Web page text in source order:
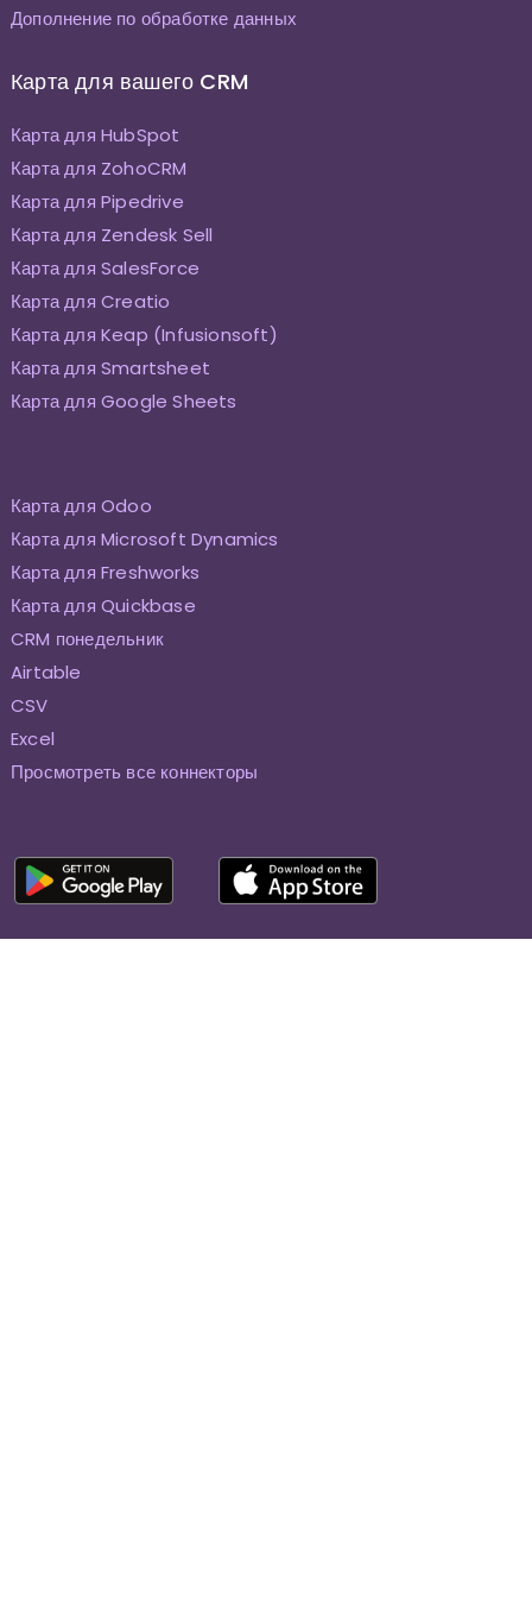
Дополнение по обработке данных
Карта для вашего CRM
Карта для HubSpot
Карта для ZohoCRM
Карта для Pipedrive
Карта для Zendesk Sell
Карта для SalesForce
Карта для Creatio
Карта для Keap (Infusionsoft)
Карта для Smartsheet
Карта для Google Sheets
Карта для Odoo
Карта для Microsoft Dynamics
Карта для Freshworks
Карта для Quickbase
CRM понедельник
Airtable
CSV
Excel
Просмотреть все коннекторы